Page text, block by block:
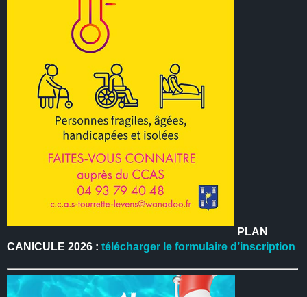
PLAN
CANICULE 2026 :télécharger le formulaire d’inscription